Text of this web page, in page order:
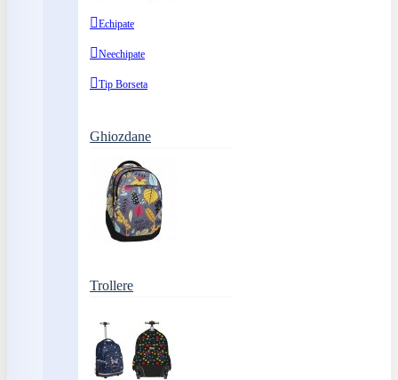
Echipate
Neechipate
Tip Borseta
Ghiozdane
Trollere